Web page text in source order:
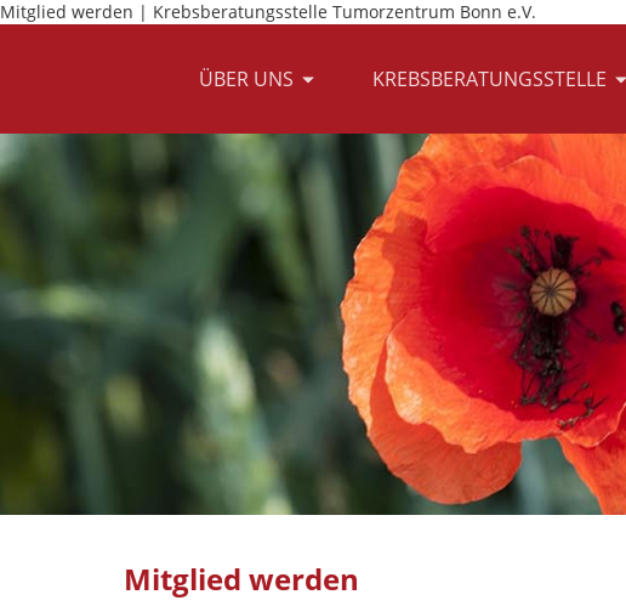
Mitglied werden | Krebsberatungsstelle Tumorzentrum Bonn e.V.
ÜBER UNS KREBSBERATUNGSSTELLE
Mitglied werden